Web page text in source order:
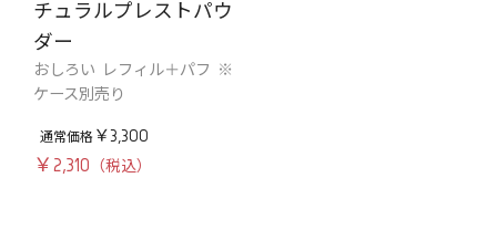
チュラルプレストパウ
ダー
おしろい レフィル＋パフ ※
ケース別売り
￥3,300
￥2,310